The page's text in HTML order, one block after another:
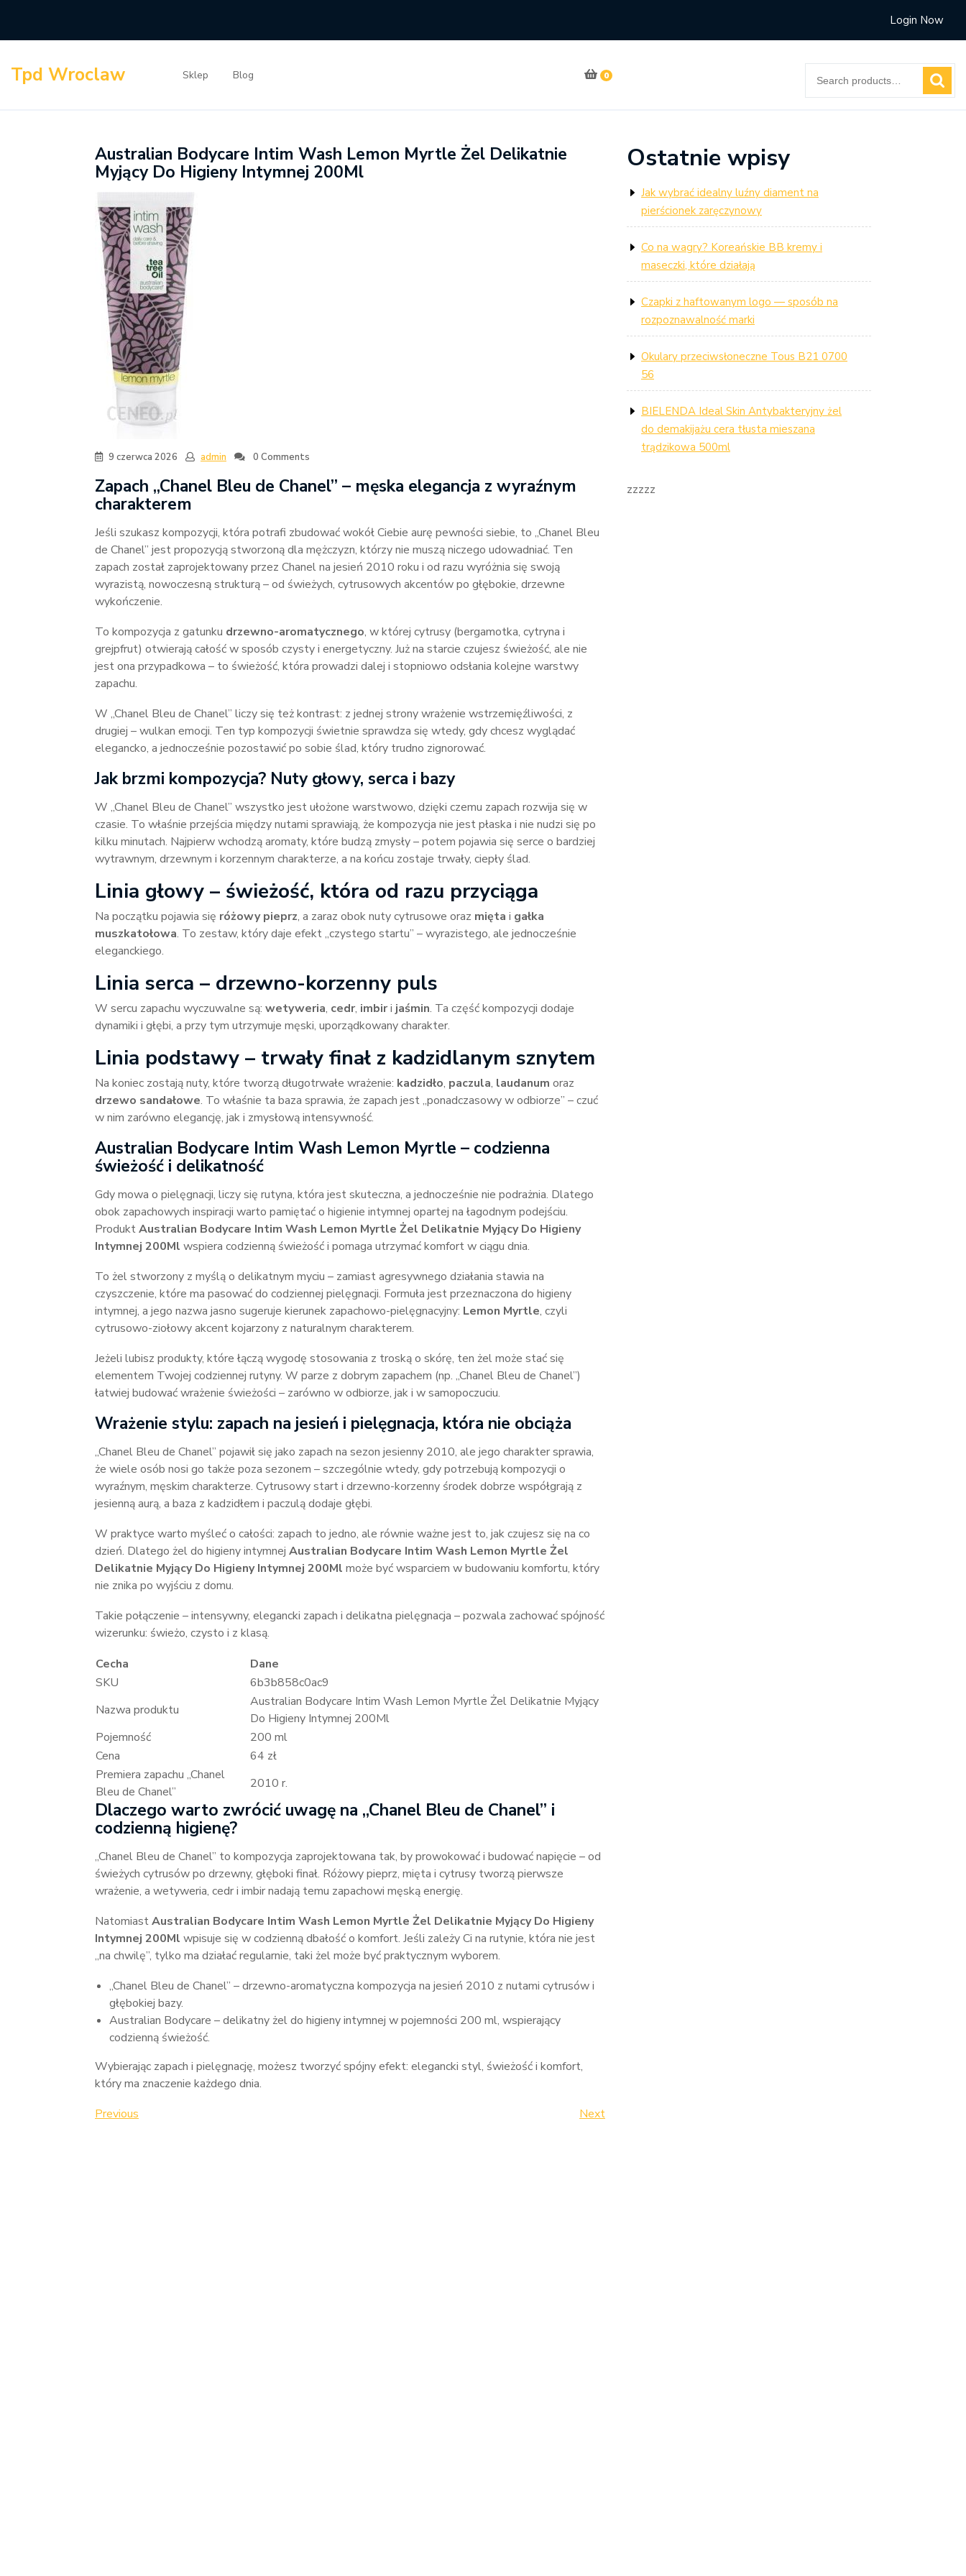
content
Login Now
Tpd Wroclaw Sklep Blog 0
for:
Australian Bodycare Intim Wash Lemon Myrtle Żel Delikatnie
Myjący Do Higieny Intymnej 200Ml
9 czerwca 2026 admin 0 Comments
Zapach „Chanel Bleu de Chanel” – męska elegancja z wyraźnym
charakterem
Jeśli szukasz kompozycji, która potrafi zbudować wokół Ciebie aurę pewności siebie, to „Chanel Bleu
de Chanel” jest propozycją stworzoną dla mężczyzn, którzy nie muszą niczego udowadniać. Ten
zapach został zaprojektowany przez Chanel na jesień 2010 roku i od razu wyróżnia się swoją
wyrazistą, nowoczesną strukturą – od świeżych, cytrusowych akcentów po głębokie, drzewne
wykończenie.
To kompozycja z gatunku drzewno-aromatycznego, w której cytrusy (bergamotka, cytryna i
grejpfrut) otwierają całość w sposób czysty i energetyczny. Już na starcie czujesz świeżość, ale nie
jest ona przypadkowa – to świeżość, która prowadzi dalej i stopniowo odsłania kolejne warstwy
zapachu.
W „Chanel Bleu de Chanel” liczy się też kontrast: z jednej strony wrażenie wstrzemięźliwości, z
drugiej – wulkan emocji. Ten typ kompozycji świetnie sprawdza się wtedy, gdy chcesz wyglądać
elegancko, a jednocześnie pozostawić po sobie ślad, który trudno zignorować.
Jak brzmi kompozycja? Nuty głowy, serca i bazy
W „Chanel Bleu de Chanel” wszystko jest ułożone warstwowo, dzięki czemu zapach rozwija się w
czasie. To właśnie przejścia między nutami sprawiają, że kompozycja nie jest płaska i nie nudzi się po
kilku minutach. Najpierw wchodzą aromaty, które budzą zmysły – potem pojawia się serce o bardziej
wytrawnym, drzewnym i korzennym charakterze, a na końcu zostaje trwały, ciepły ślad.
Linia głowy – świeżość, która od razu przyciąga
Na początku pojawia się różowy pieprz, a zaraz obok nuty cytrusowe oraz mięta i gałka
muszkatołowa. To zestaw, który daje efekt „czystego startu” – wyrazistego, ale jednocześnie
eleganckiego.
Linia serca – drzewno-korzenny puls
W sercu zapachu wyczuwalne są: wetyweria, cedr, imbiri jaśmin. Ta część kompozycji dodaje
dynamiki i głębi, a przy tym utrzymuje męski, uporządkowany charakter.
Linia podstawy – trwały finał z kadzidlanym sznytem
Na koniec zostają nuty, które tworzą długotrwałe wrażenie: kadzidło, paczula, laudanum oraz
drzewo sandałowe. To właśnie ta baza sprawia, że zapach jest „ponadczasowy w odbiorze” – czuć
w nim zarówno elegancję, jak i zmysłową intensywność.
Australian Bodycare Intim Wash Lemon Myrtle – codzienna
świeżość i delikatność
Gdy mowa o pielęgnacji, liczy się rutyna, która jest skuteczna, a jednocześnie nie podrażnia. Dlatego
obok zapachowych inspiracji warto pamiętać o higienie intymnej opartej na łagodnym podejściu.
ProduktAustralian Bodycare Intim Wash Lemon Myrtle Żel Delikatnie Myjący Do Higieny
Intymnej 200Ml wspiera codzienną świeżość i pomaga utrzymać komfort w ciągu dnia.
To żel stworzony z myślą o delikatnym myciu – zamiast agresywnego działania stawia na
czyszczenie, które ma pasować do codziennej pielęgnacji. Formuła jest przeznaczona do higieny
intymnej, a jego nazwa jasno sugeruje kierunek zapachowo-pielęgnacyjny: Lemon Myrtle, czyli
cytrusowo-ziołowy akcent kojarzony z naturalnym charakterem.
Jeżeli lubisz produkty, które łączą wygodę stosowania z troską o skórę, ten żel może stać się
elementem Twojej codziennej rutyny. W parze z dobrym zapachem (np. „Chanel Bleu de Chanel”)
łatwiej budować wrażenie świeżości – zarówno w odbiorze, jak i w samopoczuciu.
Wrażenie stylu: zapach na jesień i pielęgnacja, która nie obciąża
„Chanel Bleu de Chanel” pojawił się jako zapach na sezon jesienny 2010, ale jego charakter sprawia,
że wiele osób nosi go także poza sezonem – szczególnie wtedy, gdy potrzebują kompozycji o
wyraźnym, męskim charakterze. Cytrusowy start i drzewno-korzenny środek dobrze współgrają z
jesienną aurą, a baza z kadzidłem i paczulą dodaje głębi.
W praktyce warto myśleć o całości: zapach to jedno, ale równie ważne jest to, jak czujesz się na co
dzień. Dlatego żel do higieny intymnej Australian Bodycare Intim Wash Lemon Myrtle Żel
Delikatnie Myjący Do Higieny Intymnej 200Ml może być wsparciem w budowaniu komfortu, który
nie znika po wyjściu z domu.
Takie połączenie – intensywny, elegancki zapach i delikatna pielęgnacja – pozwala zachować spójność
wizerunku: świeżo, czysto i z klasą.
Cecha
Dane
SKU
6b3b858c0ac9
Nazwa produktu
Australian Bodycare Intim Wash Lemon Myrtle Żel Delikatnie Myjący
Do Higieny Intymnej 200Ml
Pojemność
200 ml
Cena
64 zł
Premiera zapachu „Chanel
Bleu de Chanel”
2010 r.
Dlaczego warto zwrócić uwagę na „Chanel Bleu de Chanel” i
codzienną higienę?
„Chanel Bleu de Chanel” to kompozycja zaprojektowana tak, by prowokować i budować napięcie – od
świeżych cytrusów po drzewny, głęboki finał. Różowy pieprz, mięta i cytrusy tworzą pierwsze
wrażenie, a wetyweria, cedr i imbir nadają temu zapachowi męską energię.
NatomiastAustralian Bodycare Intim Wash Lemon Myrtle Żel Delikatnie Myjący Do Higieny
Intymnej 200Ml wpisuje się w codzienną dbałość o komfort. Jeśli zależy Ci na rutynie, która nie jest
„na chwilę”, tylko ma działać regularnie, taki żel może być praktycznym wyborem.
„Chanel Bleu de Chanel” – drzewno-aromatyczna kompozycja na jesień 2010 z nutami cytrusów i
głębokiej bazy.
Australian Bodycare – delikatny żel do higieny intymnej w pojemności 200 ml, wspierający
codzienną świeżość.
Wybierając zapach i pielęgnację, możesz tworzyć spójny efekt: elegancki styl, świeżość i komfort,
który ma znaczenie każdego dnia.
Nawigacja
Previous
Previous
Next
Next
Ostatnie wpisy
Jak wybrać idealny luźny diament na
pierścionek zaręczynowy
Co na wagry? Koreańskie BB kremy i
maseczki, które działają
Czapki z haftowanym logo — sposób na
rozpoznawalność marki
Okulary przeciwsłoneczne Tous B21 0700
56
BIELENDA Ideal Skin Antybakteryjny żel
do demakijażu cera tłusta mieszana
trądzikowa 500ml
zzzzz